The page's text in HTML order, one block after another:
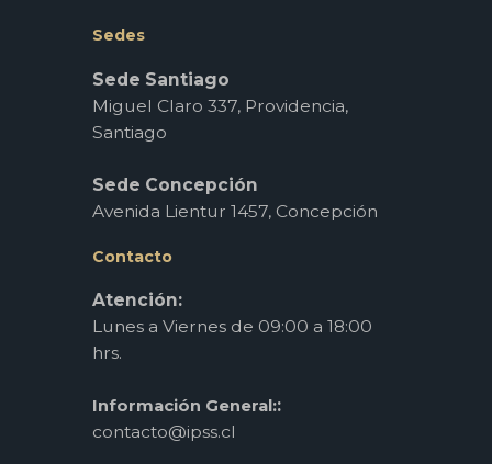
Sedes
Sede Santiago
Miguel Claro 337, Providencia,
Santiago
Sede Concepción
Avenida Lientur 1457, Concepción
Contacto
Atención:
Lunes a Viernes de 09:00 a 18:00
hrs.
Información General::
contacto@ipss.cl